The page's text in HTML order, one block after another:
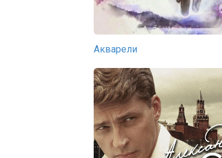
Акварели